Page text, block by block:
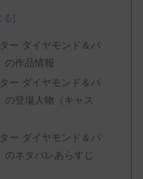
ー ダイヤモンド＆パ
の作品情報
ー ダイヤモンド＆パ
の登場人物（キャス
ー ダイヤモンド＆パ
のネタバレあらすじ